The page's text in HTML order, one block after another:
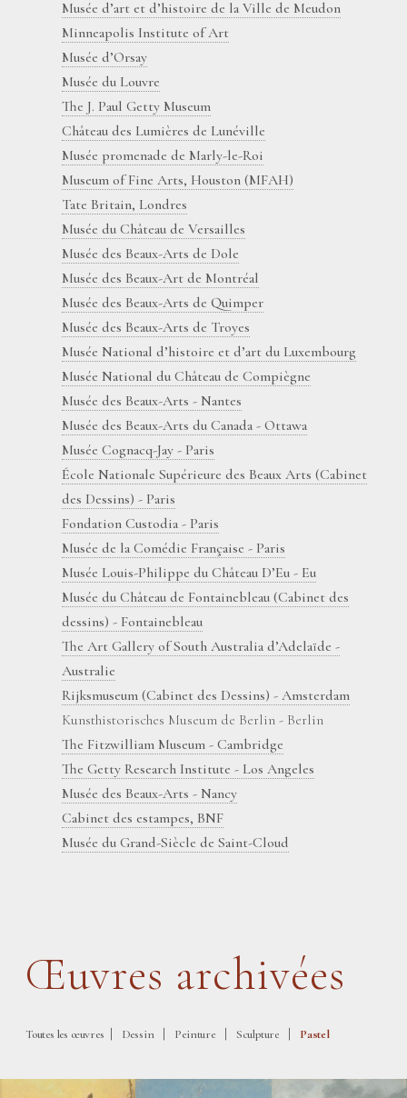
Musée d’art et d’histoire de la Ville de Meudon
Minneapolis Institute of Art
Musée d’Orsay
Musée du Louvre
The J. Paul Getty Museum
Château des Lumières de Lunéville
Musée promenade de Marly-le-Roi
Museum of Fine Arts, Houston (MFAH)
Tate Britain, Londres
Musée du Château de Versailles
Musée des Beaux-Arts de Dole
Musée des Beaux-Art de Montréal
Musée des Beaux-Arts de Quimper
Musée des Beaux-Arts de Troyes
Musée National d’histoire et d’art du Luxembourg
Musée National du Château de Compiègne
Musée des Beaux-Arts - Nantes
Musée des Beaux-Arts du Canada - Ottawa
Musée Cognacq-Jay - Paris
École Nationale Supérieure des Beaux Arts (Cabinet
des Dessins) - Paris
Fondation Custodia - Paris
Musée de la Comédie Française - Paris
Musée Louis-Philippe du Château D’Eu - Eu
Musée du Château de Fontainebleau (Cabinet des
dessins) - Fontainebleau
The Art Gallery of South Australia d’Adelaïde -
Australie
Rijksmuseum (Cabinet des Dessins) - Amsterdam
Kunsthistorisches Museum de Berlin - Berlin
The Fitzwilliam Museum - Cambridge
The Getty Research Institute - Los Angeles
Musée des Beaux-Arts - Nancy
Cabinet des estampes, BNF
Musée du Grand-Siècle de Saint-Cloud
Œuvres archivées
Toutes les œuvres | Dessin | Peinture | Sculpture | Pastel